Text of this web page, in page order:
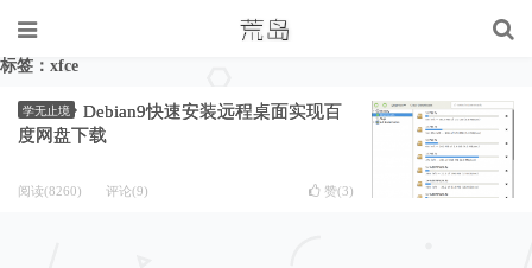
标签：xfce
学无止境
Debian9快速安装远程桌面实现百
度网盘下载
阅读(8260) 评论(9) 赞(3)